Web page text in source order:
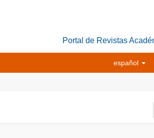
Portal de Revistas
español